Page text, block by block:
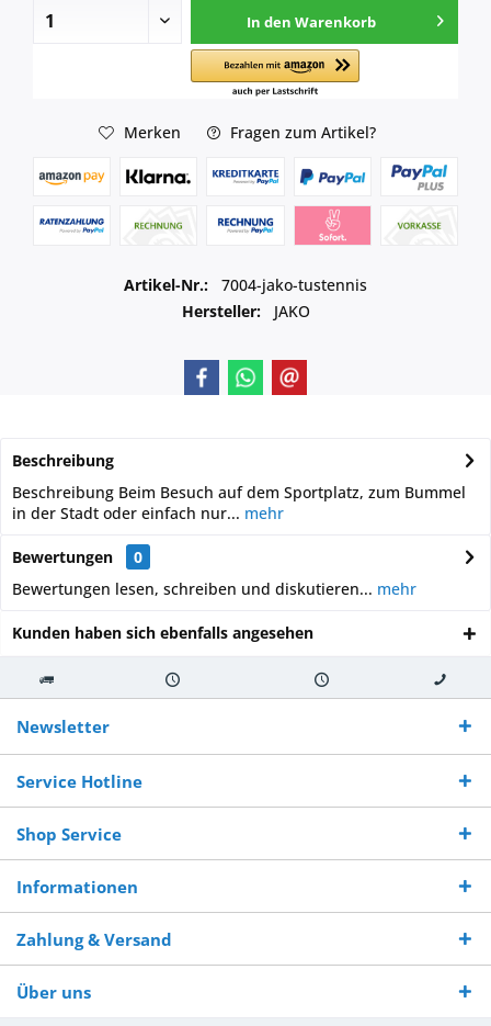
In den Warenkorb
Merken Fragen zum Artikel?
Artikel-Nr.:
7004-jako-tustennis
Hersteller:
JAKO
Beschreibung
Beschreibung Beim Besuch auf dem Sportplatz, zum Bummel
in der Stadt oder einfach nur... mehr
Bewertungen
0
Bewertungen lesen, schreiben und diskutieren... mehr
Kunden haben sich ebenfalls angesehen
Kostenloser
Versand ab €
250,-
Versand innerhalb von Versand von So erreichen
Sie uns 0160
970 511 90
Newsletter
Service Hotline
Shop Service
Informationen
Zahlung & Versand
Über uns